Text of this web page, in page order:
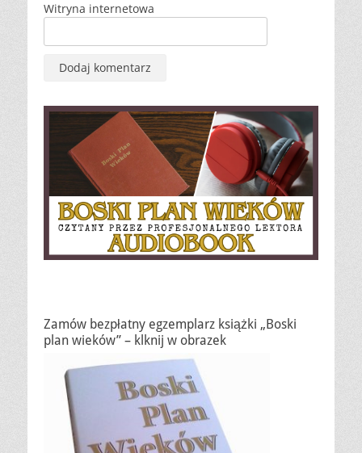
Witryna internetowa
Zamów bezpłatny egzemplarz książki „Boski
plan wieków” – klknij w obrazek